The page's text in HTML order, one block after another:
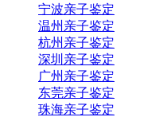
宁波亲子鉴定
温州亲子鉴定
杭州亲子鉴定
深圳亲子鉴定
广州亲子鉴定
东莞亲子鉴定
珠海亲子鉴定